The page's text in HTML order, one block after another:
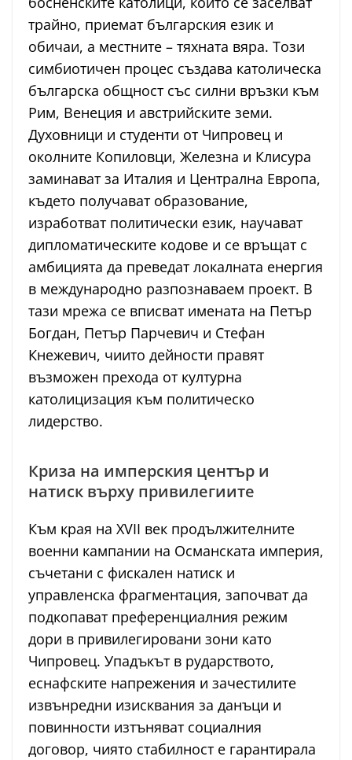
трайно, приемат българския език и
обичаи, а местните – тяхната вяра. Този
симбиотичен процес създава католическа
българска общност със силни връзки към
Рим, Венеция и австрийските земи.
Духовници и студенти от Чипровец и
околните Копиловци, Железна и Клисура
заминават за Италия и Централна Европа,
където получават образование,
изработват политически език, научават
дипломатическите кодове и се връщат с
амбицията да преведат локалната енергия
в международно разпознаваем проект. В
тази мрежа се вписват имената на Петър
Богдан, Петър Парчевич и Стефан
Кнежевич, чиито дейности правят
възможен прехода от културна
католицизация към политическо
лидерство.
Криза на имперския център и
натиск върху привилегиите
Към края на XVII век продължителните
военни кампании на Османската империя,
съчетани с фискален натиск и
управленска фрагментация, започват да
подкопават преференциалния режим
дори в привилегировани зони като
Чипровец. Упадъкът в рударството,
еснафските напрежения и зачестилите
извънредни изисквания за данъци и
повинности изтъняват социалния
договор, чиято стабилност е гарантирала